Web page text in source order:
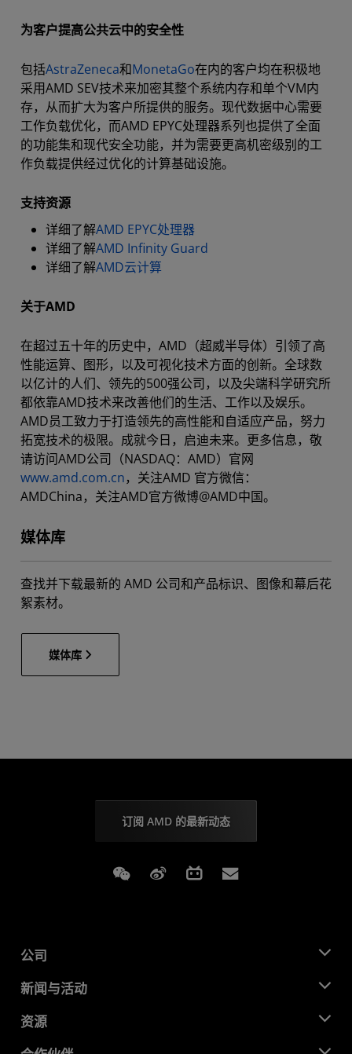
为客户提高公共云中的安全性
包括AstraZeneca和MonetaGo在内的客户均在积极地
采用AMD SEV技术来加密其整个系统内存和单个VM内
存，从而扩大为客户所提供的服务。现代数据中心需要
工作负载优化，而AMD EPYC处理器系列也提供了全面
的功能集和现代安全功能，并为需要更高机密级别的工
作负载提供经过优化的计算基础设施。
支持资源
详细了解AMD EPYC处理器
详细了解AMD Infinity Guard
详细了解AMD云计算
关于AMD
在超过五十年的历史中，AMD（超威半导体）引领了高
性能运算、图形，以及可视化技术方面的创新。全球数
以亿计的人们、领先的500强公司，以及尖端科学研究所
都依靠AMD技术来改善他们的生活、工作以及娱乐。
AMD员工致力于打造领先的高性能和自适应产品，努力
拓宽技术的极限。成就今日，启迪未来。更多信息，敬
请访问AMD公司（NASDAQ：AMD）官网
www.amd.com.cn，关注AMD 官方微信：
AMDChina，关注AMD官方微博@AMD中国。
媒体库
查找并下载最新的 AMD 公司和产品标识、图像和幕后花
絮素材。
媒体库
订阅 AMD 的最新动态
Weixin Weibo Bilibili
公司
关于 AMD
企业责任
就业机会
新闻与活动
新闻中心
资源